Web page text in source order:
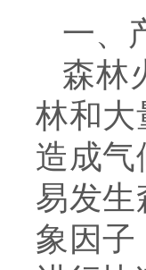
一、
森林
林和大
造成气
易发生
象因子